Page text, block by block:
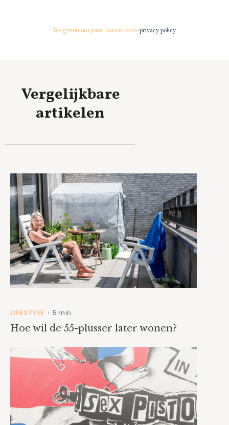
We geven om jouw data in onze privacy policy.
Vergelijkbare
artikelen
LIFESTYLE • 5 min
Hoe wil de 55-plusser later wonen?